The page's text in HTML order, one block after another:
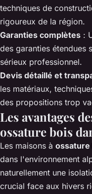
techniques de
rigoureux de la région.
Garanties complètes :
des garanties étendues
sérieux professionnel.
Devis détaillé et
les matériaux,
des propositions trop
Les avantages
ossature bois
Les maisons à ossature
dans l'environnement
naturellement une
crucial face aux hivers